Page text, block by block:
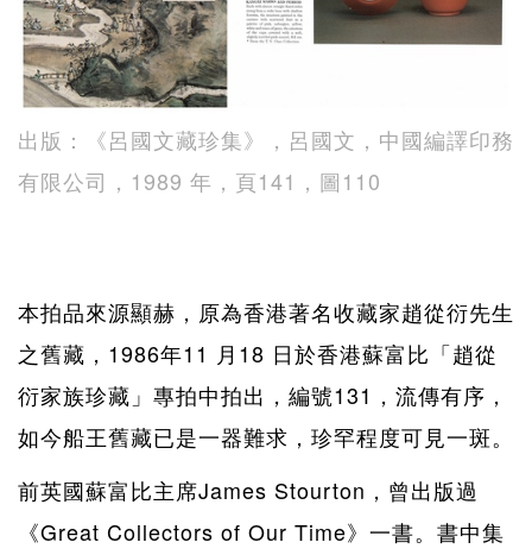
出版：《呂國文藏珍集》，呂國文，中國編譯印務
有限公司，1989 年，頁141，圖110
本拍品來源顯赫，原為香港著名收藏家趙從衍先生
之舊藏，1986年11 月18 日於香港蘇富比「趙從
衍家族珍藏」專拍中拍出，編號131，流傳有序，
如今船王舊藏已是一器難求，珍罕程度可見一斑。
前英國蘇富比主席James Stourton，曾出版過
《Great Collectors of Our Time》一書。書中集